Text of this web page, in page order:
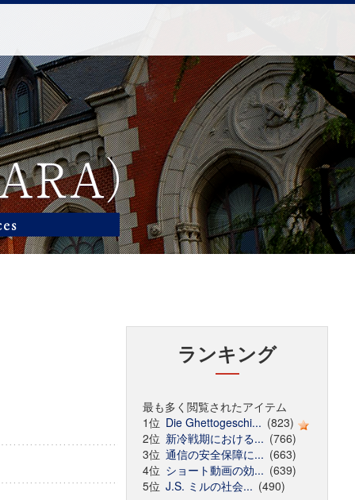
ランキング
最も多く閲覧されたアイテム
1位 Die Ghettogeschi... (823)
2位 新冷戦期における... (766)
3位 通信の安全保障に... (663)
4位 ショート動画の効... (639)
5位 J.S. ミルの社会... (490)